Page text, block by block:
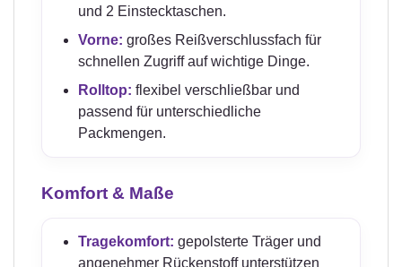
und 2 Einstecktaschen.
Vorne: großes Reißverschlussfach für
schnellen Zugriff auf wichtige Dinge.
Rolltop: flexibel verschließbar und
passend für unterschiedliche
Packmengen.
Komfort & Maße
Tragekomfort: gepolsterte Träger und
angenehmer Rückenstoff unterstützen